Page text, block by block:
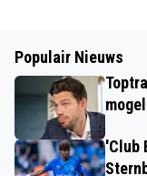
Populair Nieuws
'Club